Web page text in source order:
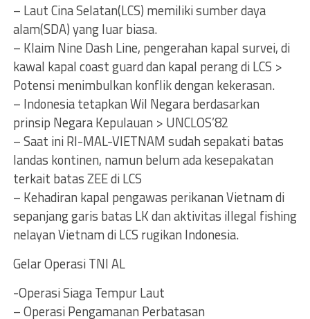
– Laut Cina Selatan(LCS) memiliki sumber daya
alam(SDA) yang luar biasa.
– Klaim Nine Dash Line, pengerahan kapal survei, di
kawal kapal coast guard dan kapal perang di LCS >
Potensi menimbulkan konflik dengan kekerasan.
– Indonesia tetapkan Wil Negara berdasarkan
prinsip Negara Kepulauan > UNCLOS’82
– Saat ini RI-MAL-VIETNAM sudah sepakati batas
landas kontinen, namun belum ada kesepakatan
terkait batas ZEE di LCS
– Kehadiran kapal pengawas perikanan Vietnam di
sepanjang garis batas LK dan aktivitas illegal fishing
nelayan Vietnam di LCS rugikan Indonesia.
Gelar Operasi TNI AL
-Operasi Siaga Tempur Laut
– Operasi Pengamanan Perbatasan